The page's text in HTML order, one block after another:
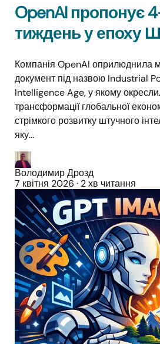
OpenAI пропонує
тиждень у епоху
Компанія OpenAI оприлюднила
документ під назвою Industrial
Intelligence Age, у якому
трансформації глобальної
стрімкого розвитку штучного
яку...
Володимир Дрозд
7 квітня 2026 · 2 хв читання